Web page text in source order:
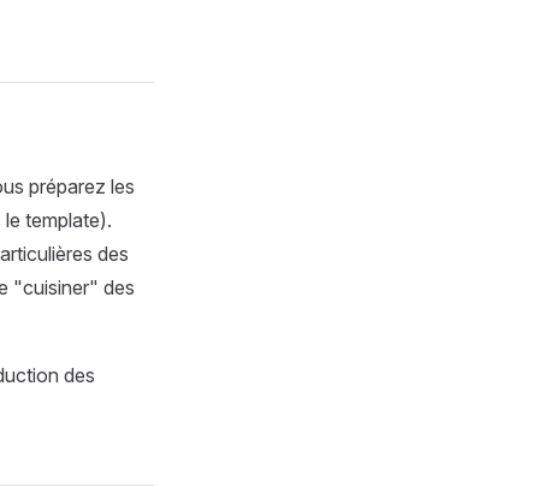
préparez les
template).
des
"cuisiner" des
des